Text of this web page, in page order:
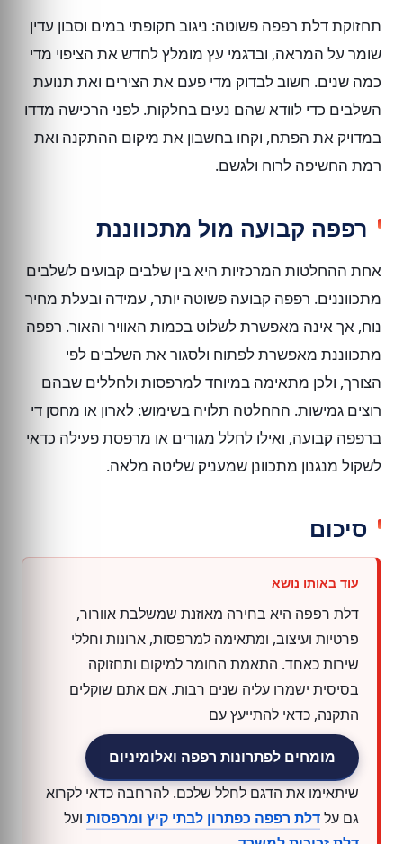
תחזוקת דלת רפפה פשוטה: ניגוב תקופתי במים וסבון עדין
שומר על המראה, ובדגמי עץ מומלץ לחדש את הציפוי מדי
כמה שנים. חשוב לבדוק מדי פעם את הצירים ואת תנועת
השלבים כדי לוודא שהם נעים בחלקות. לפני הרכישה מדדו
במדויק את הפתח, וקחו בחשבון את מיקום ההתקנה ואת
רמת החשיפה לרוח ולגשם.
רפפה קבועה מול מתכווננת
אחת ההחלטות המרכזיות היא בין שלבים קבועים לשלבים
מתכווננים. רפפה קבועה פשוטה יותר, עמידה ובעלת מחיר
נוח, אך אינה מאפשרת לשלוט בכמות האוויר והאור. רפפה
מתכווננת מאפשרת לפתוח ולסגור את השלבים לפי
הצורך, ולכן מתאימה במיוחד למרפסות ולחללים שבהם
רוצים גמישות. ההחלטה תלויה בשימוש: לארון או מחסן די
ברפפה קבועה, ואילו לחלל מגורים או מרפסת פעילה כדאי
לשקול מנגנון מתכוונן שמעניק שליטה מלאה.
סיכום
דלת רפפה היא בחירה מאוזנת שמשלבת אוורור,
פרטיות ועיצוב, ומתאימה למרפסות, ארונות וחללי
שירות כאחד. התאמת החומר למיקום ותחזוקה
בסיסית ישמרו עליה שנים רבות. אם אתם שוקלים
התקנה, כדאי להתייעץ עם
מומחים לפתרונות רפפה ואלומיניום
שיתאימו את הדגם לחלל שלכם. להרחבה כדאי לקרוא
גם עלדלת רפפה כפתרון לבתי קיץ ומרפסות ועל